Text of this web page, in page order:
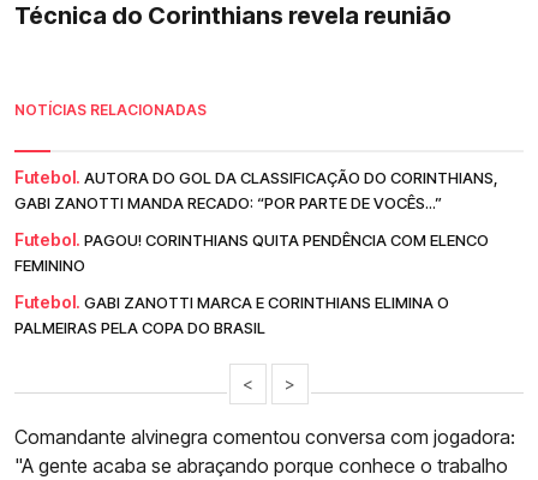
Técnica do Corinthians revela reunião
NOTÍCIAS RELACIONADAS
Futebol. AUTORA DO GOL DA CLASSIFICAÇÃO DO CORINTHIANS,
GABI ZANOTTI MANDA RECADO: “POR PARTE DE VOCÊS...”
Futebol. PAGOU! CORINTHIANS QUITA PENDÊNCIA COM ELENCO
FEMININO
Futebol. GABI ZANOTTI MARCA E CORINTHIANS ELIMINA O
PALMEIRAS PELA COPA DO BRASIL
< >
Comandante alvinegra comentou conversa com jogadora:
"A gente acaba se abraçando porque conhece o trabalho